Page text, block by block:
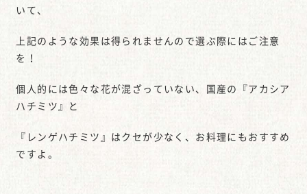
いて、
上記のような効果は得られませんので選ぶ際にはご注意
を！
個人的には色々な花が混ざっていない、国産の『アカシア
ハチミツ』と
『レンゲハチミツ』はクセが少なく、お料理にもおすすめ
ですよ。